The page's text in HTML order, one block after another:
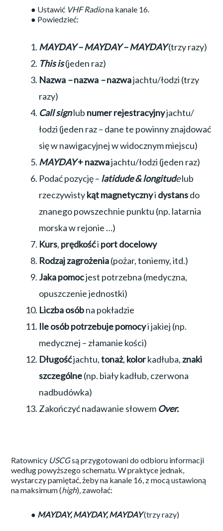
● Ustawić VHF Radiona kanale 16.
● Powiedzieć:
MAYDAY – MAYDAY – MAYDAY(trzy razy)
This is(jeden raz)
Nazwa –nazwa –nazwajachtu/łodzi (trzy
razy)
Call signlub numerrejestracyjnyjachtu/
łodzi (jeden raz – dane te powinny znajdować
się w nawigacyjnej w widocznym miejscu)
MAYDAY+ nazwajachtu/łodzi (jeden raz)
Podać pozycję – latidude & longitudelub
rzeczywistykąt magnetycznyi dystansdo
znanego powszechnie punktu (np. latarnia
morska w rejonie …)
Kurs, prędkośći port docelowy
Rodzaj zagrożenia(pożar, toniemy, itd.)
Jaka pomocjest potrzebna (medyczna,
opuszczenie jednostki)
Liczba osóbna pokładzie
Ile osób potrzebuje pomocyi jakiej (np.
medycznej – złamanie kości)
Długośćjachtu,tonaż, kolorkadłuba,znaki
szczególne(np. biały kadłub, czerwona
nadbudówka)
Zakończyć nadawanie słowem Over.
Ratownicy USCGsą przygotowani do odbioru informacji
według powyższego schematu. W praktyce jednak,
wystarczy pamiętać, żeby na kanale 16, z mocą ustawioną
na maksimum (high), zawołać:
● MAYDAY, MAYDAY, MAYDAY(trzy razy)